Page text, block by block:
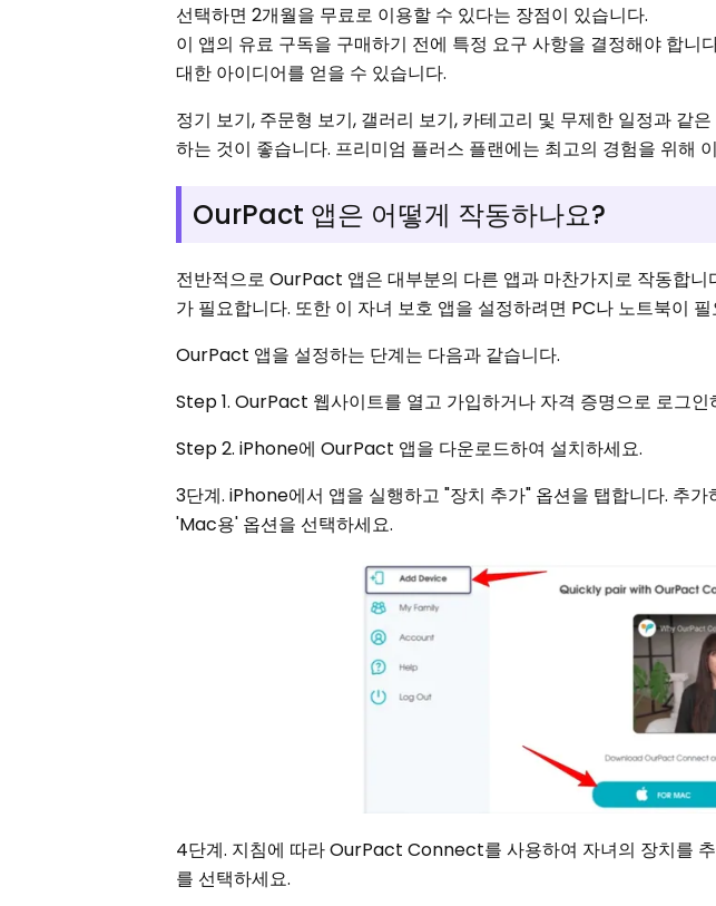
선택하면 2개월을 무료로 이용할 수 있다는 장점이 있습니다.
이 앱의 유료 구독을 구매하기 전에 특정 요구 사항을 결정해야 합니
대한 아이디어를 얻을 수 있습니다.
정기 보기, 주문형 보기, 갤러리 보기, 카테고리 및 무제한 일정과 같
하는 것이 좋습니다. 프리미엄 플러스 플랜에는 최고의 경험을 위해
OurPact 앱은 어떻게 작동하나요?
전반적으로 OurPact 앱은 대부분의 다른 앱과 마찬가지로 작동합니
가 필요합니다. 또한 이 자녀 보호 앱을 설정하려면 PC나 노트북이
OurPact 앱을 설정하는 단계는 다음과 같습니다.
Step 1. OurPact 웹사이트를 열고 가입하거나 자격 증명으로 로그인
Step 2. iPhone에 OurPact 앱을 다운로드하여 설치하세요.
3단계. iPhone에서 앱을 실행하고 "장치 추가" 옵션을 탭합니다. 추
'Mac용' 옵션을 선택하세요.
4단계. 지침에 따라 OurPact Connect를 사용하여 자녀의 장치를
를 선택하세요.